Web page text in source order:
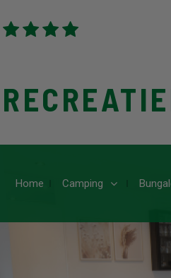
Home Camping